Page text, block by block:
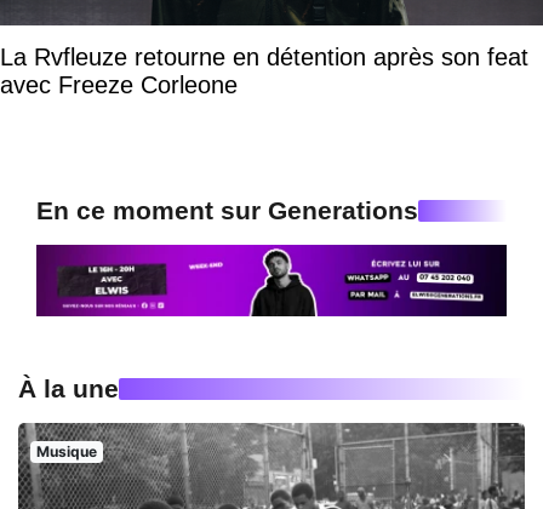
La Rvfleuze retourne en détention après son feat
avec Freeze Corleone
En ce moment sur Generations
À la une
Musique